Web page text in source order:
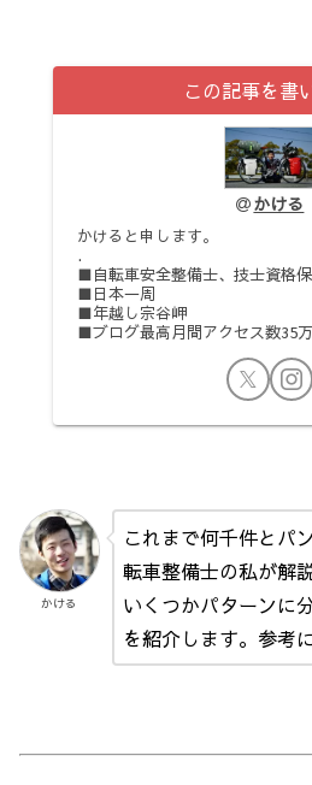
この記事を書
かける
かけると申します。
.
■自転車安全整備士、技士資格
■日本一周
■年越し宗谷岬
■ブログ最高月間アクセス数35
かける
これまで何千件とパ
転車整備士の私が解
いくつかパターンに
を紹介します。参考